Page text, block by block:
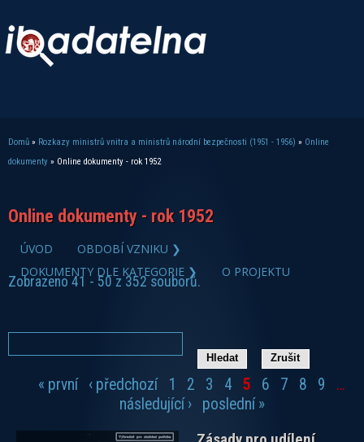
Jste zde
Domů » Rozkazy ministrů vnitra a ministrů národní bezpečnosti (1951 - 1956) » Online
dokumenty » Online dokumenty - rok 1952
Online dokumenty - rok 1952
ÚVOD
OBDOBÍ VZNIKU ❯
DOKUMENTY DLE KATEGORIE ❯
O PROJEKTU
Zobrazeno 41 - 50 z 352 souborů.
Stránky
« první ‹ předchozí 1 2 3 4 5 6 7 8 9
…
následující ›
poslední »